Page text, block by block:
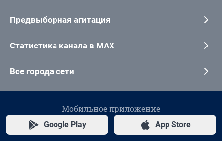
Предвыборная агитация
Статистика канала в MAX
Все города сети
Мобильное приложение
Google Play App Store